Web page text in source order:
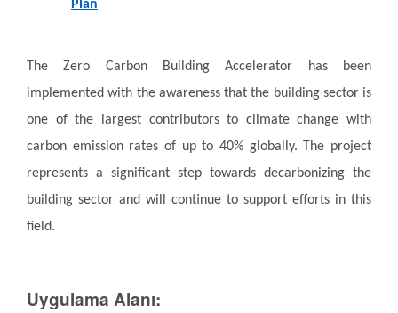
Plan
The Zero Carbon Building Accelerator has been
implemented with the awareness that the building sector is
one of the largest contributors to climate change with
carbon emission rates of up to 40% globally. The project
represents a significant step towards decarbonizing the
building sector and will continue to support efforts in this
field.
Uygulama Alanı: